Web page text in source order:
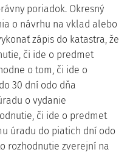
poriadok. Okresný
o návrhu na vklad alebo
zápis do katastra, že
či ide o predmet
o tom, či ide o
30 dní odo dňa
o vydanie
či ide o predmet
úradu do piatich dní odo
rozhodnutie zverejní na